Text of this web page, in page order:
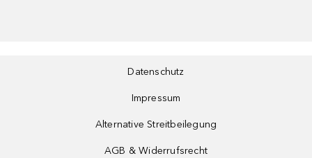
Datenschutz
Impressum
Alternative Streitbeilegung
AGB & Widerrufsrecht